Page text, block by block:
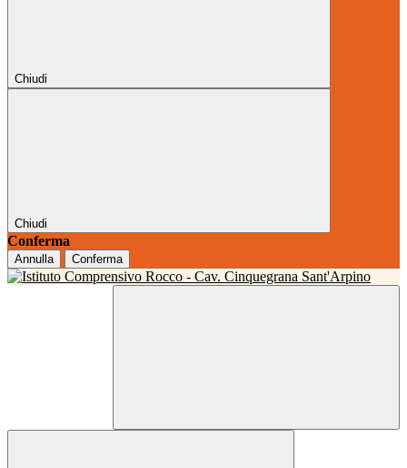
Chiudi
Chiudi
Conferma
Annulla Conferma